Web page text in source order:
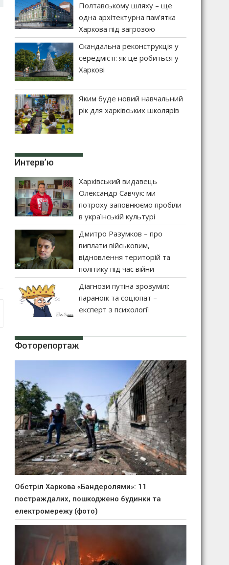
Полтавському шляху – ще
одна архітектурна пам’ятка
Харкова під загрозою
Скандальна реконструкція у
середмісті: як це робиться у
Харкові
Яким буде новий навчальний
рік для харківських школярів
Интерв’ю
Харківський видавець
Олександр Савчук: ми
потроху заповнюємо пробіли
в українській культурі
Дмитро Разумков – про
виплати військовим,
відновлення територій та
політику під час війни
Діагнози путіна зрозумілі:
параноїк та соціопат –
експерт з психології
Фоторепортаж
Обстріл Харкова «Бандеролями»: 11
постраждалих, пошкоджено будинки та
електромережу (фото)